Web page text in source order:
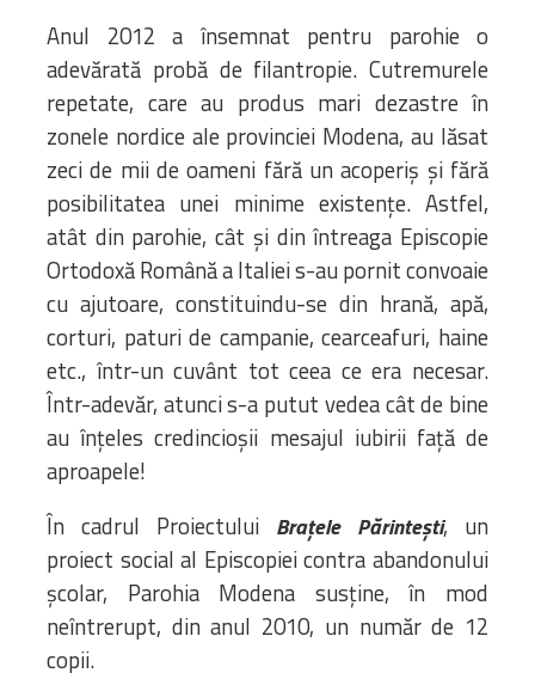
Anul 2012 a însemnat pentru parohie o
adevărată probă de filantropie. Cutremurele
repetate, care au produs mari dezastre în
zonele nordice ale provinciei Modena, au lăsat
zeci de mii de oameni fără un acoperiş şi fără
posibilitatea unei minime existenţe. Astfel,
atât din parohie, cât şi din întreaga Episcopie
Ortodoxă Română a Italiei s-au pornit convoaie
cu ajutoare, constituindu-se din hrană, apă,
corturi, paturi de campanie, cearceafuri, haine
etc., într-un cuvânt tot ceea ce era necesar.
Într-adevăr, atunci s-a putut vedea cât de bine
au înţeles credincioşii mesajul iubirii faţă de
aproapele!
În cadrul Proiectului Brațele Părintești, un
proiect social al Episcopiei contra abandonului
școlar, Parohia Modena susține, în mod
neîntrerupt, din anul 2010, un număr de 12
copii.